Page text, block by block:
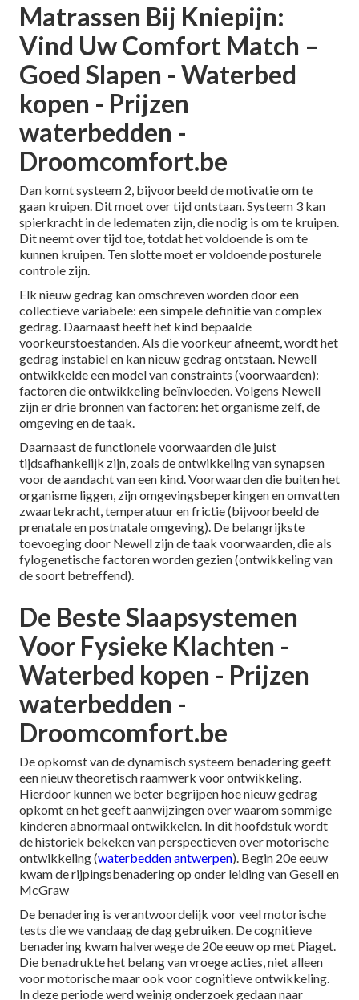
Matrassen Bij Kniepijn:
Vind Uw Comfort Match –
Goed Slapen - Waterbed
kopen - Prijzen
waterbedden -
Droomcomfort.be
Dan komt systeem 2, bijvoorbeeld de motivatie om te
gaan kruipen. Dit moet over tijd ontstaan. Systeem 3 kan
spierkracht in de ledematen zijn, die nodig is om te kruipen.
Dit neemt over tijd toe, totdat het voldoende is om te
kunnen kruipen. Ten slotte moet er voldoende posturele
controle zijn.
Elk nieuw gedrag kan omschreven worden door een
collectieve variabele: een simpele definitie van complex
gedrag. Daarnaast heeft het kind bepaalde
voorkeurstoestanden. Als die voorkeur afneemt, wordt het
gedrag instabiel en kan nieuw gedrag ontstaan. Newell
ontwikkelde een model van constraints (voorwaarden):
factoren die ontwikkeling beïnvloeden. Volgens Newell
zijn er drie bronnen van factoren: het organisme zelf, de
omgeving en de taak.
Daarnaast de functionele voorwaarden die juist
tijdsafhankelijk zijn, zoals de ontwikkeling van synapsen
voor de aandacht van een kind. Voorwaarden die buiten het
organisme liggen, zijn omgevingsbeperkingen en omvatten
zwaartekracht, temperatuur en frictie (bijvoorbeeld de
prenatale en postnatale omgeving). De belangrijkste
toevoeging door Newell zijn de taak voorwaarden, die als
fylogenetische factoren worden gezien (ontwikkeling van
de soort betreffend).
De Beste Slaapsystemen
Voor Fysieke Klachten -
Waterbed kopen - Prijzen
waterbedden -
Droomcomfort.be
De opkomst van de dynamisch systeem benadering geeft
een nieuw theoretisch raamwerk voor ontwikkeling.
Hierdoor kunnen we beter begrijpen hoe nieuw gedrag
opkomt en het geeft aanwijzingen over waarom sommige
kinderen abnormaal ontwikkelen. In dit hoofdstuk wordt
de historiek bekeken van perspectieven over motorische
ontwikkeling (waterbedden antwerpen). Begin 20e eeuw
kwam de rijpingsbenadering op onder leiding van Gesell en
McGraw
De benadering is verantwoordelijk voor veel motorische
tests die we vandaag de dag gebruiken. De cognitieve
benadering kwam halverwege de 20e eeuw op met Piaget.
Die benadrukte het belang van vroege acties, niet alleen
voor motorische maar ook voor cognitieve ontwikkeling.
In deze periode werd weinig onderzoek gedaan naar